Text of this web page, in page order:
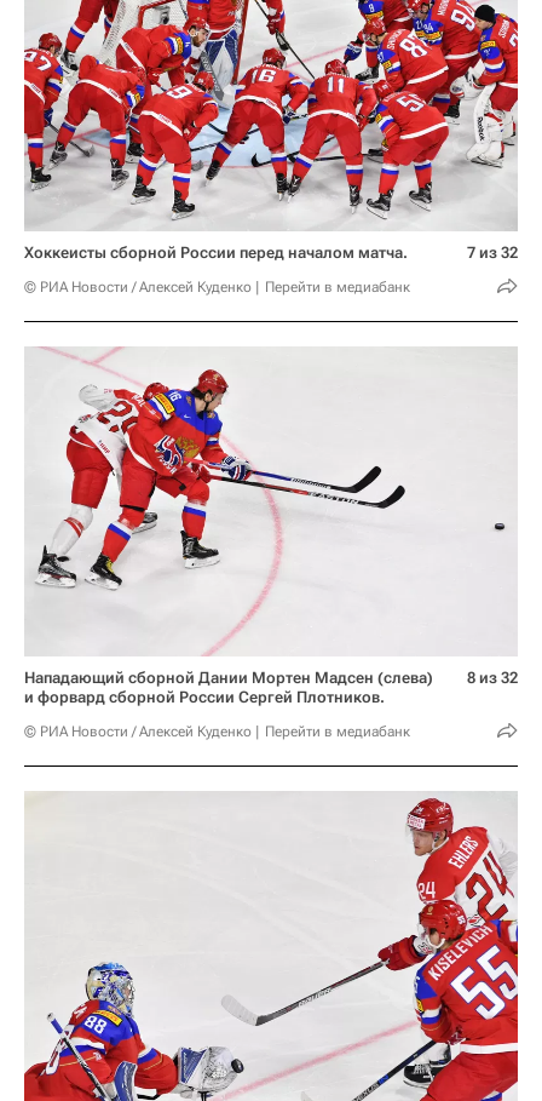
Хоккеисты сборной России перед началом матча.
© РИА Новости / Алексей Куденко Перейти в медиабанк
7 из 32
Нападающий сборной Дании Мортен Мадсен (слева)
и форвард сборной России Сергей Плотников.
© РИА Новости / Алексей Куденко Перейти в медиабанк
8 из 32